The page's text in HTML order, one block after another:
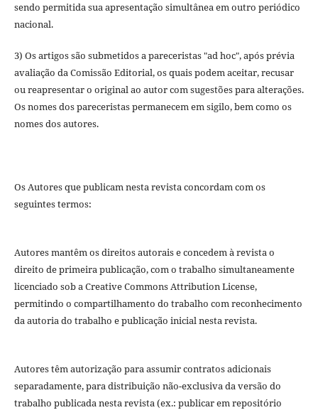
sendo permitida sua apresentação simultânea em outro periódico
nacional.
3) Os artigos são submetidos a pareceristas "ad hoc", após prévia
avaliação da Comissão Editorial, os quais podem aceitar, recusar
ou reapresentar o original ao autor com sugestões para alterações.
Os nomes dos pareceristas permanecem em sigilo, bem como os
nomes dos autores.
Os Autores que publicam nesta revista concordam com os
seguintes termos:
Autores mantêm os direitos autorais e concedem à revista o
direito de primeira publicação, com o trabalho simultaneamente
licenciado sob a Creative Commons Attribution License,
permitindo o compartilhamento do trabalho com reconhecimento
da autoria do trabalho e publicação inicial nesta revista.
Autores têm autorização para assumir contratos adicionais
separadamente, para distribuição não-exclusiva da versão do
trabalho publicada nesta revista (ex.: publicar em repositório